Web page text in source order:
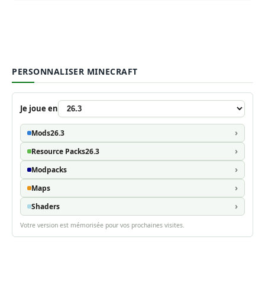
PERSONNALISER MINECRAFT
Je joue en
Mods26.3
Resource Packs26.3
Modpacks
Maps
Shaders
Votre version est mémorisée pour vos prochaines visites.